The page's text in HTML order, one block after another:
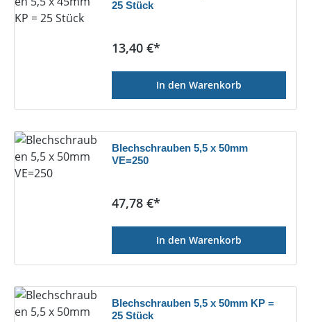
25 Stück
Regulärer Preis:
13,40 €*
In den Warenkorb
Blechschrauben 5,5 x 50mm
VE=250
Regulärer Preis:
47,78 €*
In den Warenkorb
Blechschrauben 5,5 x 50mm KP =
25 Stück